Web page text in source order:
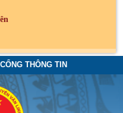
THÔNG TIN